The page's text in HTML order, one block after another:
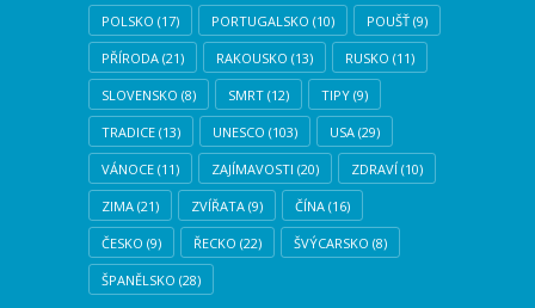
POLSKO (17) PORTUGALSKO (10) POUŠŤ (9)
PŘÍRODA (21) RAKOUSKO (13) RUSKO (11)
SLOVENSKO (8) SMRT (12) TIPY (9)
TRADICE (13) UNESCO (103) USA (29)
VÁNOCE (11) ZAJÍMAVOSTI (20) ZDRAVÍ (10)
ZIMA (21) ZVÍŘATA (9) ČÍNA (16)
ČESKO (9) ŘECKO (22) ŠVÝCARSKO (8)
ŠPANĚLSKO (28)